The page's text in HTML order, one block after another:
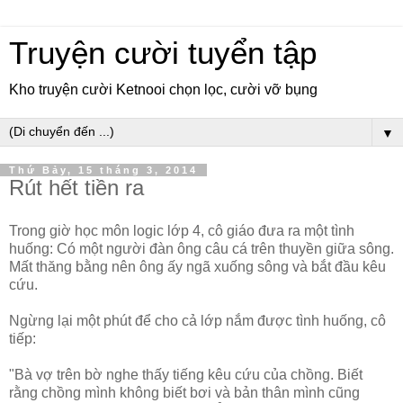
Truyện cười tuyển tập
Kho truyện cười Ketnooi chọn lọc, cười vỡ bụng
▼
Thứ Bảy, 15 tháng 3, 2014
Rút hết tiền ra
Trong giờ học môn logic lớp 4, cô giáo đưa ra một tình
huống: Có một người đàn ông câu cá trên thuyền giữa sông.
Mất thăng bằng nên ông ấy ngã xuống sông và bắt đầu kêu
cứu.
Ngừng lại một phút để cho cả lớp nắm được tình huống, cô
tiếp:
"Bà vợ trên bờ nghe thấy tiếng kêu cứu của chồng. Biết
rằng chồng mình không biết bơi và bản thân mình cũng